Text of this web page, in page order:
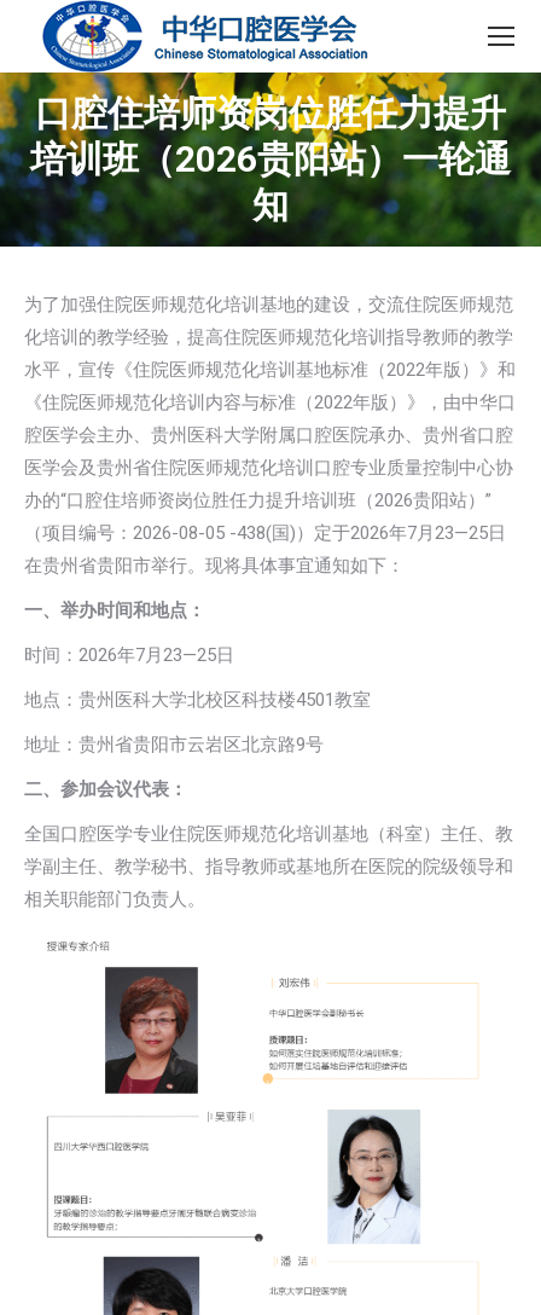
口腔住培师资岗位胜任力提升
培训班（2026贵阳站）一轮通
知
为了加强住院医师规范化培训基地的建设，交流住院医师规范
化培训的教学经验，提高住院医师规范化培训指导教师的教学
水平，宣传《住院医师规范化培训基地标准（2022年版）》和
《住院医师规范化培训内容与标准（2022年版）》，由中华口
腔医学会主办、贵州医科大学附属口腔医院承办、贵州省口腔
医学会及贵州省住院医师规范化培训口腔专业质量控制中心协
办的“口腔住培师资岗位胜任力提升培训班（2026贵阳站）”
（项目编号：2026-08-05 -438(国)）定于2026年7月23—25日
在贵州省贵阳市举行。现将具体事宜通知如下：
一、举办时间和地点：
时间：2026年7月23—25日
地点：贵州医科大学北校区科技楼4501教室
地址：贵州省贵阳市云岩区北京路9号
二、参加会议代表：
全国口腔医学专业住院医师规范化培训基地（科室）主任、教
学副主任、教学秘书、指导教师或基地所在医院的院级领导和
相关职能部门负责人。